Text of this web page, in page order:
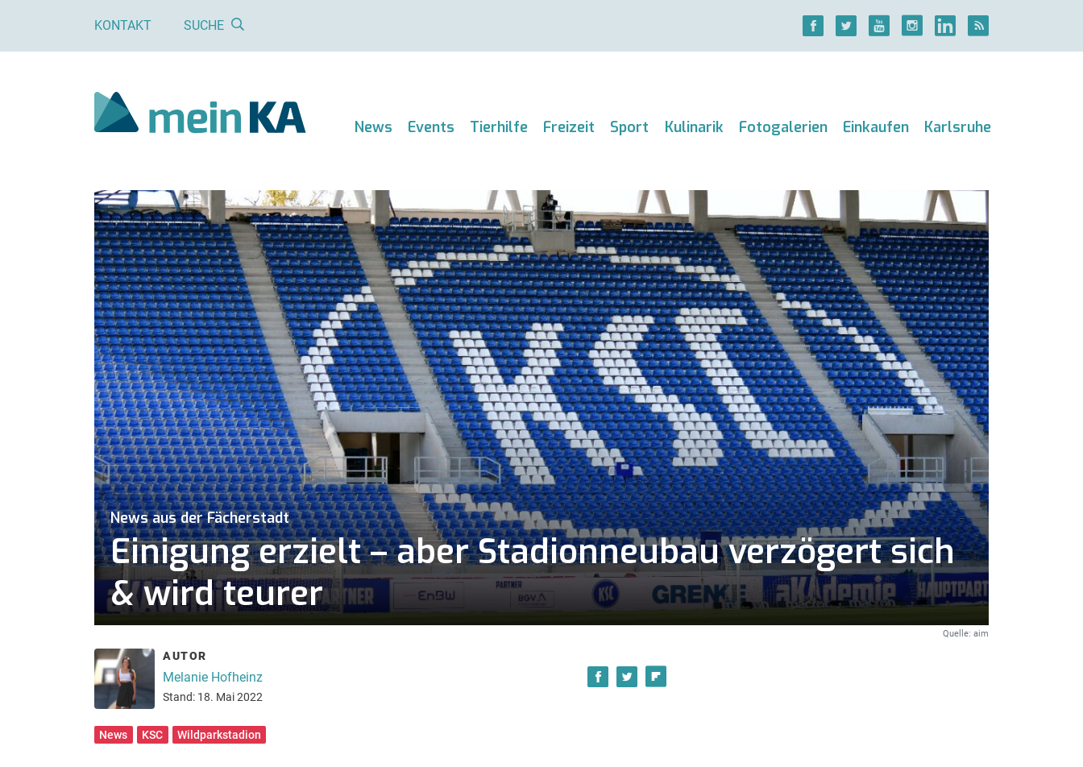
KONTAKT SUCHE
News Events Tierhilfe Freizeit Sport Kulinarik Fotogalerien Einkaufen Karlsruhe
News aus der Fächerstadt
Einigung erzielt – aber Stadionneubau verzögert sich
& wird teurer
Quelle: aim
AUTOR
Melanie Hofheinz
Stand: 18. Mai 2022
News KSC Wildparkstadion